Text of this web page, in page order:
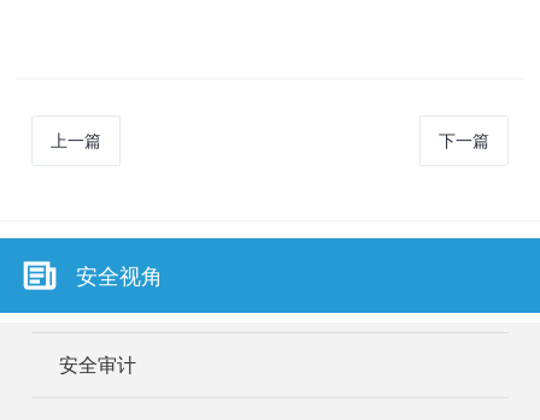
上一篇 下一篇
安全视角
安全审计